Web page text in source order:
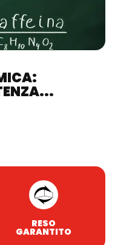
RESO
GARANTITO